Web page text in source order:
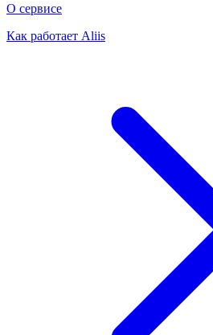
О сервисе
Как работает Aliis